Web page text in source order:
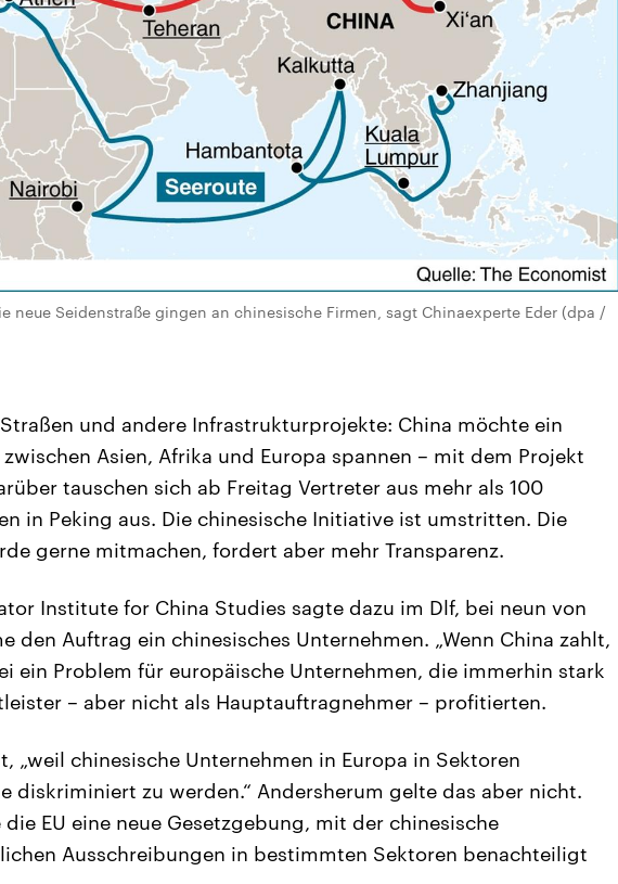
neue Seidenstraße gingen an chinesische Firmen, sagt Chinaexperte Eder (dpa /
und andere Infrastrukturprojekte: China möchte ein
Asien, Afrika und Europa spannen – mit dem Projekt
tauschen sich ab Freitag Vertreter aus mehr als 100
in Peking aus. Die chinesische Initiative ist umstritten. Die
gerne mitmachen, fordert aber mehr Transparenz.
Institute for China Studies sagte dazu im Dlf, bei neun von
den Auftrag ein chinesisches Unternehmen. „Wenn China zahlt,
ein Problem für europäische Unternehmen, die immerhin stark
– aber nicht als Hauptauftragnehmer – profitierten.
„weil chinesische Unternehmen in Europa in Sektoren
diskriminiert zu werden.“ Andersherum gelte das aber nicht.
EU eine neue Gesetzgebung, mit der chinesische
Ausschreibungen in bestimmten Sektoren benachteiligt